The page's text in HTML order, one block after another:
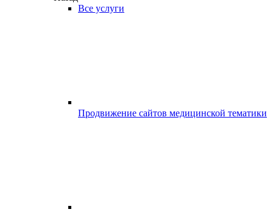
Все услуги
Продвижение сайтов медицинской тематики